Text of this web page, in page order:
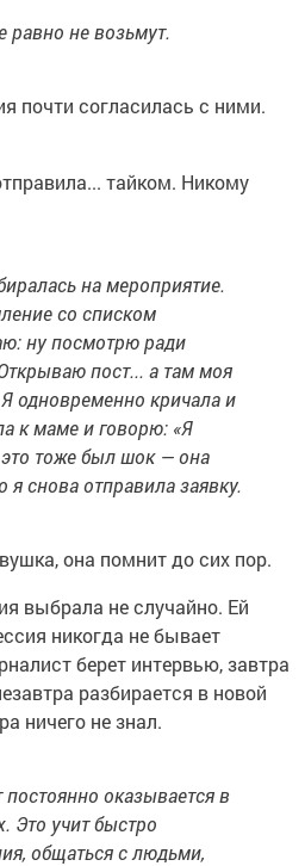
равно не возьмут.
почти согласилась с ними.
тайком. Никому
на мероприятие.
со списком
ну посмотрю ради
пост... а там моя
одновременно кричала и
к маме и говорю: «Я
тоже был шок — она
я снова отправила заявку.
она помнит до сих пор.
выбрала не случайно. Ей
никогда не бывает
берет интервью, завтра
разбирается в новой
ничего не знал.
оказывается в
Это учит быстро
общаться с людьми,